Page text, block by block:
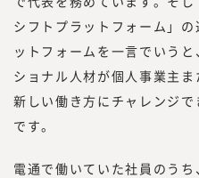
シフトプラットフォーム」
ットフォームを一言でいう
ショナル人材が個人事業主ま
新しい働き方にチャレンジ
です。
電通で働いていた社員のう